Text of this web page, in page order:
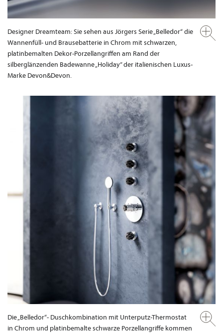
Designer Dreamteam: Sie sehen aus Jörgers Serie „Belledor“ die
Wannenfüll- und Brausebatterie in Chrom mit schwarzen,
platinbemalten Dekor-Porzellangriffen am Rand der
silberglänzenden Badewanne „Holiday” der italienischen Luxus-
Marke Devon&Devon.
Die „Belledor“- Duschkombination mit Unterputz-Thermostat
in Chrom und platinbemalte schwarze Porzellangriffe kommen